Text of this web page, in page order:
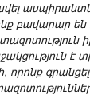
բավարար են
է